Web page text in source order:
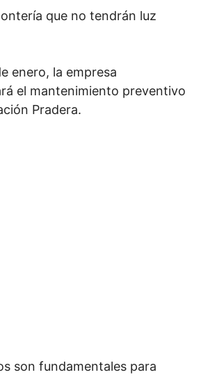
que no tendrán luz
enero, la empresa
el mantenimiento preventivo
Pradera.
son fundamentales para